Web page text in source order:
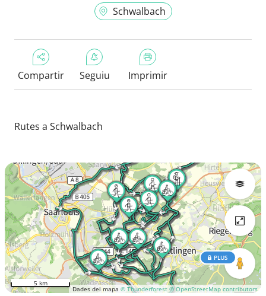
Schwalbach
Compartir Seguiu Imprimir
Rutes a Schwalbach
Dades del mapa © Thunderforest © OpenStreetMap contributors
PLUS
5 km